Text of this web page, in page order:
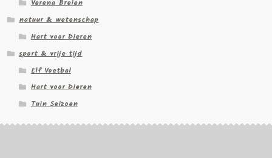
Verena Breien
natuur & wetenschap
Hart voor Dieren
sport & vrije tijd
Elf Voetbal
Hart voor Dieren
Tuin Seizoen